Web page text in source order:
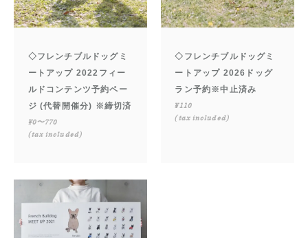
◇フレンチブルドッグミ
ートアップ 2022フィー
ルドコンテンツ予約ペー
ジ (代替開催分) ※締切済
¥0〜770
(tax included)
◇フレンチブルドッグミ
ートアップ 2026ドッグ
ラン予約※中止済み
¥110
(tax included)